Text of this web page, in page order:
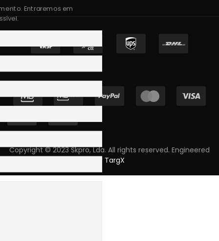
Copyright © 2023 Skpro, Lda. All rights reserved. Engineered
by TargX
Entraremos em